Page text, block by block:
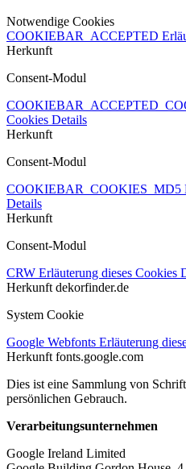
Notwendige Cookies
COOKIEBAR_ACCEPTED
Herkunft
Consent-Modul
Cookies Details
Herkunft
Consent-Modul
COOKIEBAR_COOKIES_MD5
Details
Herkunft
Consent-Modul
CRW Erläuterung dieses Cookies
Herkunft dekorfinder.de
System Cookie
Google Webfonts Erläuterung
Herkunft fonts.google.com
Dies ist eine Sammlung von
persönlichen Gebrauch.
Verarbeitungsunternehmen
Google Ireland Limited